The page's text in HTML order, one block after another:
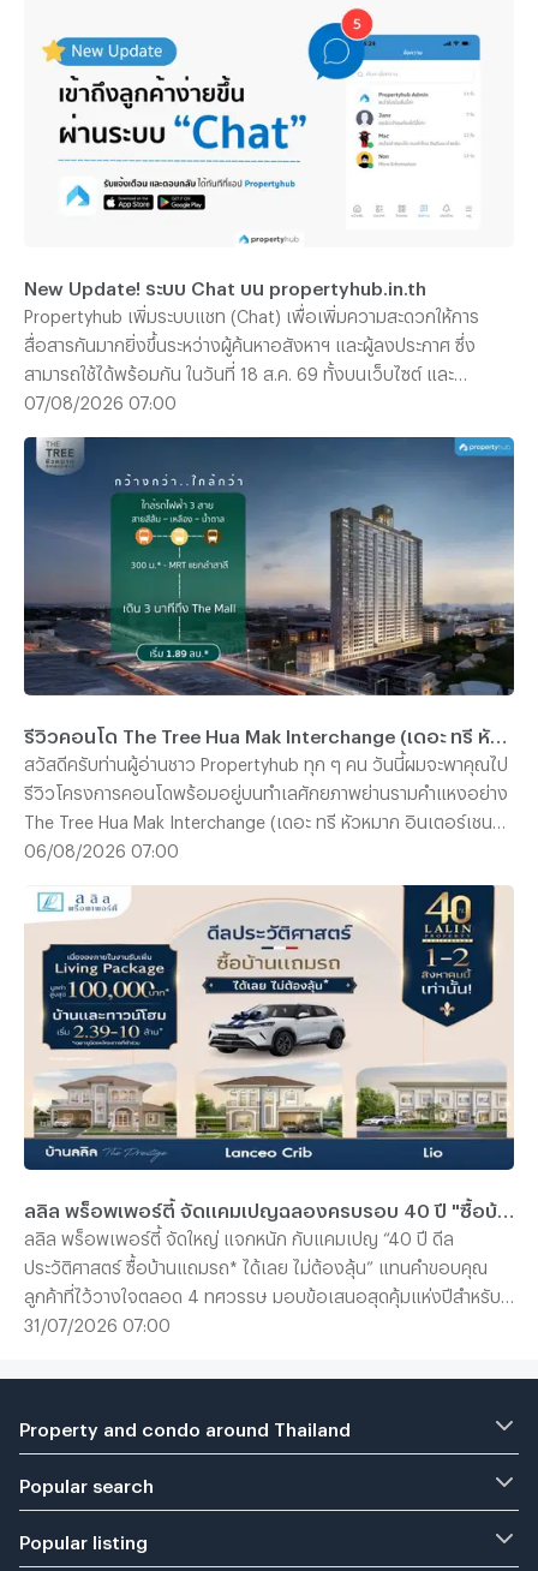
New Update! ระบบ Chat บน propertyhub.in.th
Propertyhub เพิ่มระบบแชท (Chat) เพื่อเพิ่มความสะดวกให้การ
สื่อสารกันมากยิ่งขึ้นระหว่างผู้ค้นหาอสังหาฯ และผู้ลงประกาศ ซึ่ง
สามารถใช้ได้พร้อมกัน ในวันที่ 18 ส.ค. 69 ทั้งบนเว็บไซต์ และ
Application | *ไม่มีค่าใช้จ่าย สามารถใช้ฟรีได้ทุกท่าน
07/08/2026 07:00
รีวิวคอนโด The Tree Hua Mak Interchange (เดอะ ทรี หัวหมาก อินเตอร์เชนจ์) คอนโดพร้อมอยู่ ใกล้รถไฟฟ้า 3 สาย ติด The Mall บางกะปิ เริ่ม 1.89 ลบ.*
สวัสดีครับท่านผู้อ่านชาว Propertyhub ทุก ๆ คน วันนี้ผมจะพาคุณไป
รีวิวโครงการคอนโดพร้อมอยู่บนทำเลศักยภาพย่านรามคำแหงอย่าง
The Tree Hua Mak Interchange (เดอะ ทรี หัวหมาก อินเตอร์เชนจ์)
จาก พฤกษา เรียลเอสเตท ครับ โดยโครงการแห่งนี้ตั้งอยู่บนถนน
ไม่ว่าจะเป็นรถยนต์ รถไฟฟ้า และเรือ เนื่องจากตัวโครงการอยู่ห่าง
จากสถานีลำสาลี Interchange เพียงประมาณ 300 เมตร และท่าเรือ
The Mall บางกะปิ ประมาณ 450 เมตร
06/08/2026 07:00
ลลิล พร็อพเพอร์ตี้ จัดใหญ่ แจกหนัก กับแคมเปญ “40 ปี ดีล
ประวัติศาสตร์ ซื้อบ้านแถมรถ* ได้เลย ไม่ต้องลุ้น” แทนคำขอบคุณ
ลูกค้าที่ไว้วางใจตลอด 4 ทศวรรษ มอบข้อเสนอสุดคุ้มแห่งปีสำหรับผู้
ที่กำลังมองหาบ้านคุณภาพ โดยตลอดเดือนสิงหาคมนี้ ลูกค้าที่ซื้อบ้าน
ไม่ต้องลุ้น รถไฟฟ้าคอมแพคเอสยูวี BYD ATTO 1 หรือ ATTO 2 คุ้ม
Package มูลค่าสูงสุด 100,000 บาท
31/07/2026 07:00
Property and condo around Thailand
Popular search
Popular listing